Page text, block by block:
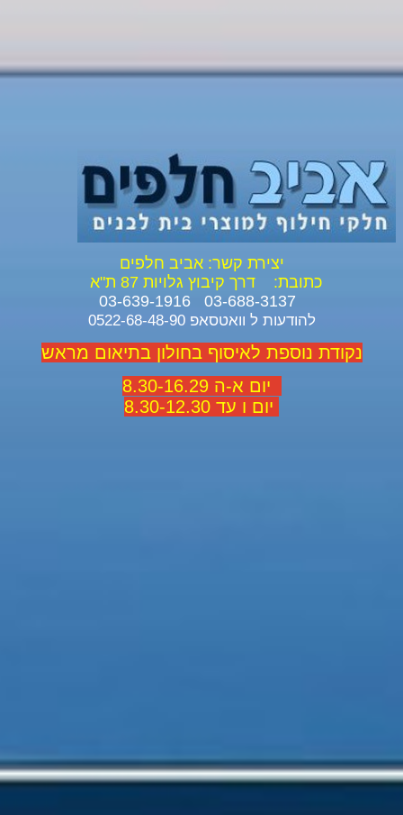
יצירת קשר: אביב חלפים
כתובת:
דרך קיבוץ גלויות 87 ת"א
להודעות ל וואטסאפ 0522-68-48-90
נקודת נוספת לאיסוף בחולון בתיאום מראש
יום א-ה 8.30-16.29
יום ו עד 8.30-12.30